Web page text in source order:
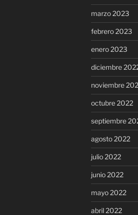
marzo 2023
febrero 2023
enero 2023
diciembre
noviembre
octubre 2022
septiembre
agosto 2022
julio 2022
junio 2022
mayo 2022
abril 2022